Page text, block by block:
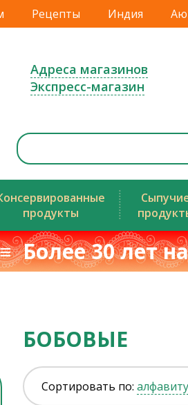
Рецепты Индия
Адреса магазинов
Экспресс-магазин
продукты
Более 30 лет
БОБОВЫЕ
Сортировать по: алфавиту